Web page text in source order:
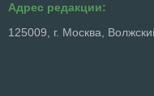
Адрес редакции:
125009, г. Москва,